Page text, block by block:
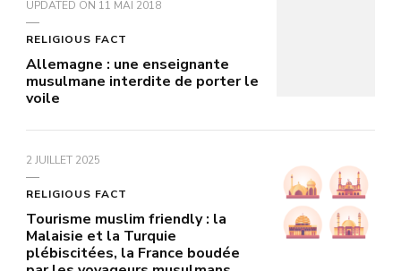
UPDATED ON 11 MAI 2018
RELIGIOUS FACT
Allemagne : une enseignante
musulmane interdite de porter le
voile
2 JUILLET 2025
RELIGIOUS FACT
Tourisme muslim friendly : la
Malaisie et la Turquie
plébiscitées, la France boudée